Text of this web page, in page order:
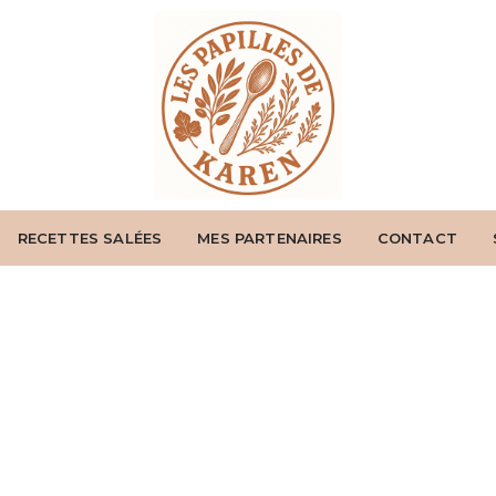
RECETTES SALÉES MES PARTENAIRES CONTACT